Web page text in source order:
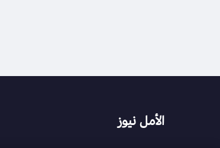
الأمل نيوز